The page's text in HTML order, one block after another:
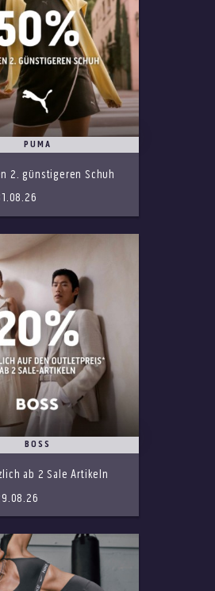
PUMA
2. günstigeren Schuh
BOSS
ab 2 Sale Artikeln